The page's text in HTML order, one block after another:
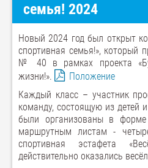
семья! 2024
Новый 2024 год был открыт
спортивная семья!», который
№ 40 в рамках проекта
жизни!».
Положение
Каждый класс – участник
команду, состоящую из детей
были организованы в
маршрутным листам -
спортивная эстафета
действительно оказались